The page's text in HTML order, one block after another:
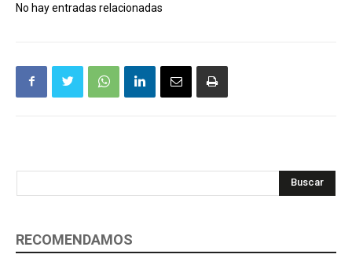
No hay entradas relacionadas
Buscar
RECOMENDAMOS